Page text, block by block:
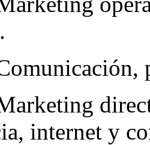
internet y